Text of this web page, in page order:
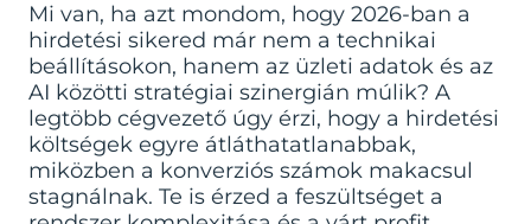
Mi van, ha azt mondom, hogy 2026-ban a
hirdetési sikered már nem a technikai
beállításokon, hanem az üzleti adatok és az
AI közötti stratégiai szinergián múlik? A
legtöbb cégvezető úgy érzi, hogy a hirdetési
költségek egyre átláthatatlanabbak,
miközben a konverziós számok makacsul
stagnálnak. Te is érzed a feszültséget a